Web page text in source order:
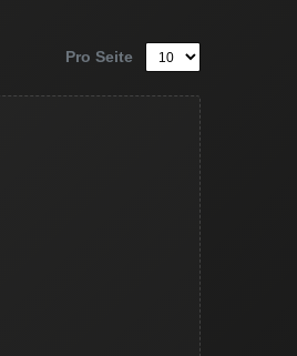
Pro Seite